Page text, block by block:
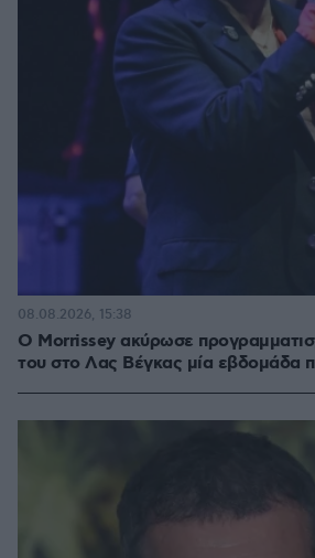
Ο Morrissey ακύρωσε
του στο Λας Βέγκας μία εβδομάδα
08.08.2026, 15:38